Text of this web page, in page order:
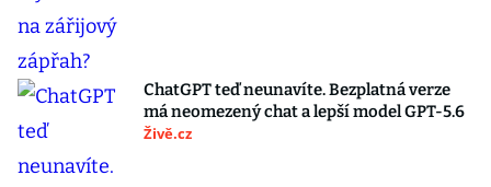
ChatGPT teď neunavíte. Bezplatná verze
má neomezený chat a lepší model GPT-5.6
Živě.cz